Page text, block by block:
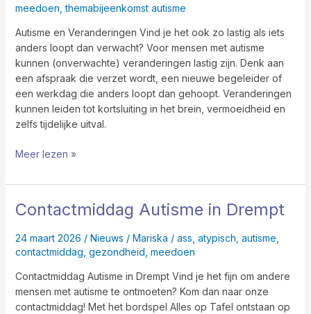
meedoen ,themabijeenkomst autisme
Autisme en Veranderingen Vind je het ook zo lastig als iets
anders loopt dan verwacht? Voor mensen met autisme
kunnen (onverwachte) veranderingen lastig zijn. Denk aan
een afspraak die verzet wordt, een nieuwe begeleider of
een werkdag die anders loopt dan gehoopt. Veranderingen
kunnen leiden tot kortsluiting in het brein, vermoeidheid en
zelfs tijdelijke uitval.
Meer lezen »
Contactmiddag Autisme in Drempt
24 maart 2026 / Nieuws / Mariska / ass atypisch autisme
contactmiddag gezondheid meedoen
Contactmiddag Autisme in Drempt Vind je het fijn om andere
mensen met autisme te ontmoeten? Kom dan naar onze
contactmiddag! Met het bordspel Alles op Tafel ontstaan op
Contactmiddag
in
Drempt